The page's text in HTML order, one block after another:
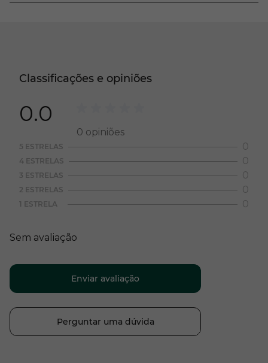
Classificações e opiniões
0.0
0 opiniões
5 ESTRELAS 0
4 ESTRELAS 0
3 ESTRELAS 0
2 ESTRELAS 0
1 ESTRELA 0
Sem avaliação
Enviar avaliação
Perguntar uma dúvida